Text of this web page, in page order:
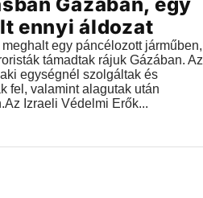
ennyi áldozat
egy páncélozott járműben,
támadtak rájuk Gázában. Az
egységnél szolgáltak és
fel, valamint alagutak után
Izraeli Védelmi Erők...